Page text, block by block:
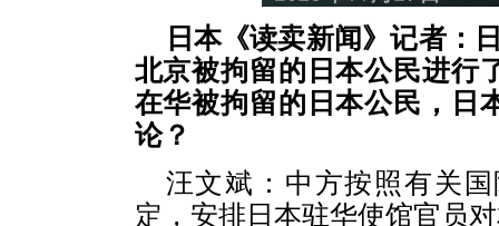
日本《读卖新闻》记者：
北京被拘留的日本公民进行
在华被拘留的日本公民，日
论？
汪文斌：中方按照有关
定，安排日本驻华使馆官员